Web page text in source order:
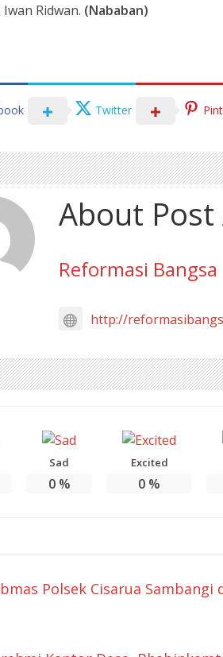
Ridwan. (Nababan)
Twitter
About
Reformasi Bangsa
http://
Sad
0%
Excited
0 %
Polsek Cisarua Sambangi